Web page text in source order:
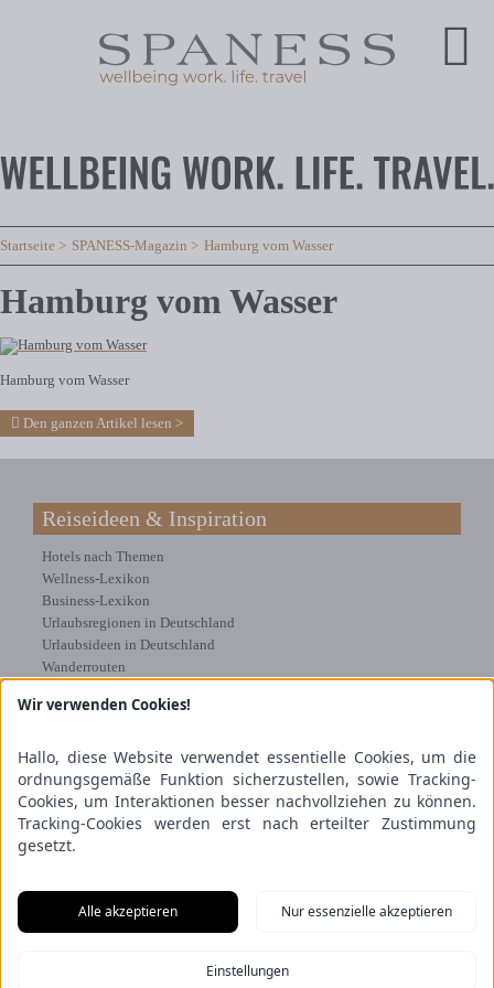
Startseite SPANESS-Magazin Hamburg vom Wasser
Hamburg vom Wasser
Hamburg vom Wasser
Den ganzen Artikel lesen
Reiseideen & Inspiration
Hotels nach Themen
Wellness-Lexikon
Business-Lexikon
Urlaubsregionen in Deutschland
Urlaubsideen in Deutschland
Wanderrouten
Kooperation & Zusammenarbeit
Kundenbereich
Presse
Über uns
Kooperation/Zusammenarbeit
Service/Partner
Rechtliches
Wir verwenden Cookies!
Hallo, diese Website verwendet essentielle Cookies, um die
ordnungsgemäße Funktion sicherzustellen, sowie Tracking-
Cookies, um Interaktionen besser nachvollziehen zu können.
Tracking-Cookies werden erst nach erteilter Zustimmung
gesetzt.
Alle akzeptieren Nur essenzielle akzeptieren
Einstellungen